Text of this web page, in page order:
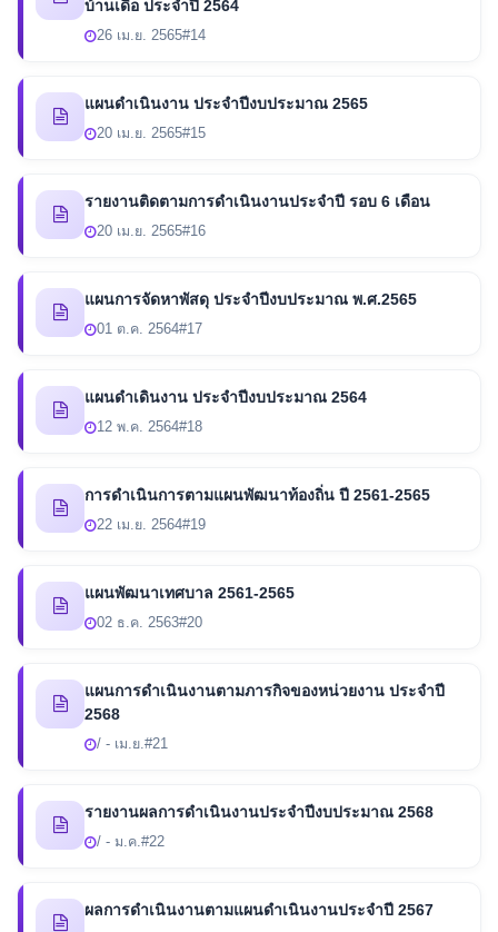
บ้านเดื่อ ประจำปี 2564
26 เม.ย. 2565#14
แผนดำเนินงาน ประจำปีงบประมาณ 2565
20 เม.ย. 2565#15
รายงานติดตามการดำเนินงานประจำปี รอบ 6 เดือน
20 เม.ย. 2565#16
แผนการจัดหาพัสดุ ประจำปีงบประมาณ พ.ศ.2565
01 ต.ค. 2564#17
แผนดำเดินงาน ประจำปีงบประมาณ 2564
12 พ.ค. 2564#18
การดำเนินการตามแผนพัฒนาท้องถิ่น ปี 2561-2565
22 เม.ย. 2564#19
แผนพัฒนาเทศบาล 2561-2565
02 ธ.ค. 2563#20
แผนการดำเนินงานตามภารกิจของหน่วยงาน ประจำปี
2568
/ - เม.ย.#21
รายงานผลการดำเนินงานประจำปีงบประมาณ 2568
/ - ม.ค.#22
ผลการดำเนินงานตามแผนดำเนินงานประจำปี 2567